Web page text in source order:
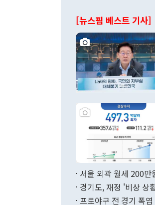
[뉴스핌 베스트 기사]
서울 외곽 월세 200만
경기도, 재정 '비상 상
프로야구 전 경기 폭염